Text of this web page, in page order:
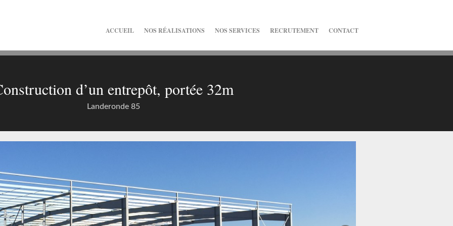
ACCUEIL NOS RÉALISATIONS NOS SERVICES RECRUTEMENT CONTACT
d’un entrepôt, portée 32m
Landeronde 85